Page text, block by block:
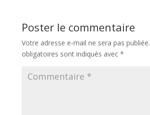
Poster le commentaire
Votre adresse e-mail ne sera pas publiée.
obligatoires sont indiqués avec *